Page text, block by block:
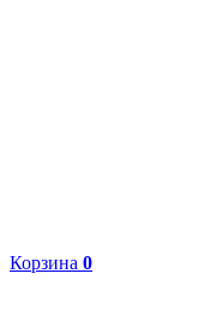
Корзина 0